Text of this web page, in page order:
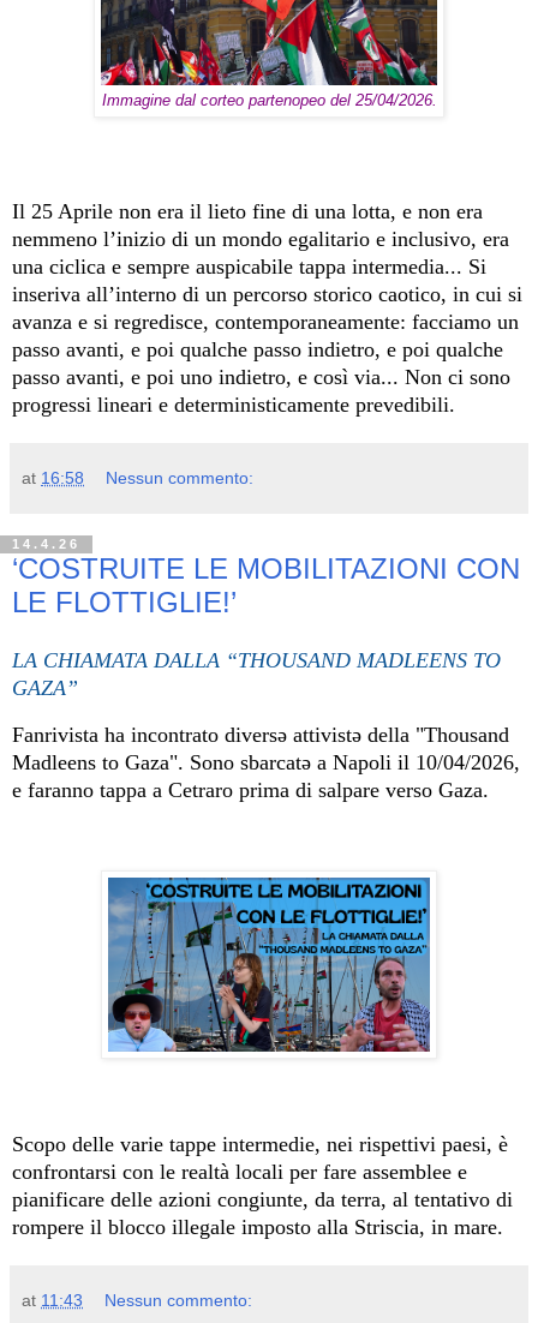
Immagine dal corteo partenopeo del 25/04/2026.
Il 25 Aprile non era il lieto fine di una lotta, e non era
nemmeno l’inizio di un mondo egalitario e inclusivo, era
una ciclica e sempre auspicabile tappa intermedia... Si
inseriva all’interno di un percorso storico caotico, in cui si
avanza e si regredisce, contemporaneamente: facciamo un
passo avanti, e poi qualche passo indietro, e poi qualche
passo avanti, e poi uno indietro, e così via... Non ci sono
progressi lineari e deterministicamente prevedibili.
at 16:58 Nessun commento:
14.4.26
‘COSTRUITE LE MOBILITAZIONI CON
LE FLOTTIGLIE!’
LA CHIAMATA DALLA “THOUSAND MADLEENS TO
GAZA”
Fanrivista ha incontrato diversə attivistə della "Thousand
Madleens to Gaza". Sono sbarcatə a Napoli il 10/04/2026,
e faranno tappa a Cetraro prima di salpare verso Gaza.
Scopo delle varie tappe intermedie, nei rispettivi paesi, è
confrontarsi con le realtà locali per fare assemblee e
pianificare delle azioni congiunte, da terra, al tentativo di
rompere il blocco illegale imposto alla Striscia, in mare.
at 11:43 Nessun commento: